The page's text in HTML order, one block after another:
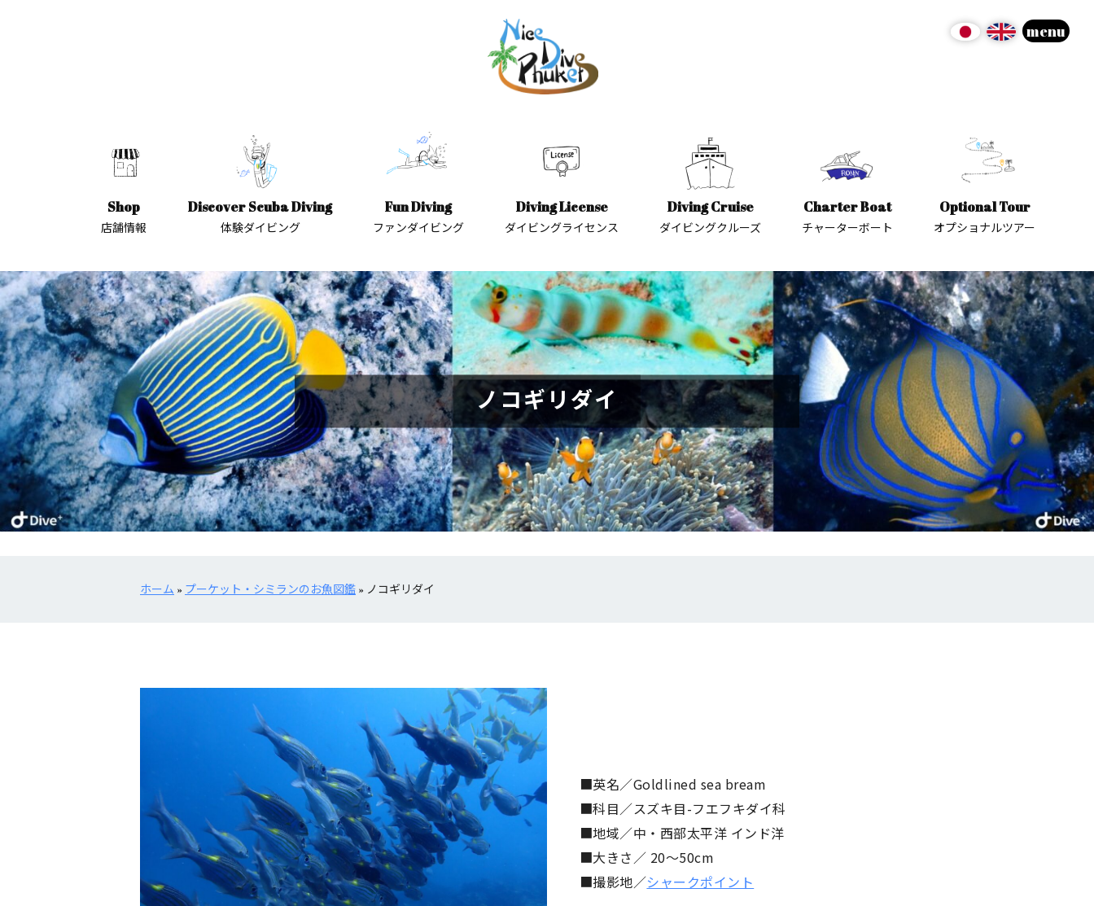
Shop
店舗情報
Discover Scuba Diving
体験ダイビング
Fun Diving
ファンダイビング
Diving License
ダイビングライセンス
Diving Cruise
ダイビングクルーズ
Charter Boat
チャーターボート
Optional Tour
オプショナルツアー
ノコギリダイ
ホーム » プーケット・シミランのお魚図鑑 » ノコギリダイ
■英名／Goldlined sea bream
■科目／スズキ目-フエフキダイ科
■地域／中・西部太平洋 インド洋
■大きさ／ 20〜50cm
■撮影地／シャークポイント
menu